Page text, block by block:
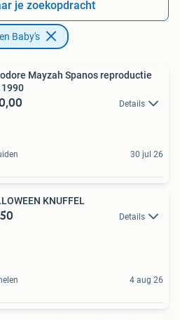
je zoekopdracht
Baby's
Mayzah Spanos reproductie
Details
30 jul 26
KNUFFEL
Details
4 aug 26